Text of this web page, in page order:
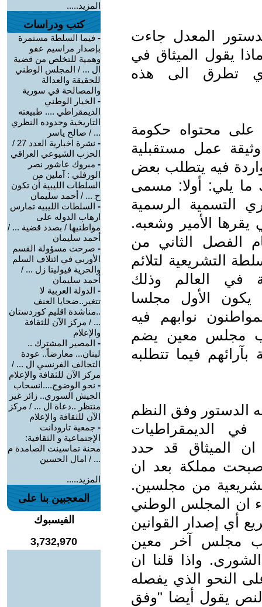
المعدل جاءت
يقول الميثاق في
تطرق الى هذه
على محتواه حكومة
عمل مستقبلية
فيه يتطلب بعض
ما يلي: أولا: مسمى
التسمية الرسمية
يقرها الأمير وشعبه.
الفصل الثاني من
التشريعية لتلائم
في العالم وذلك
الأول مجلسا
نوابهم فيه
مجلس معين يضم
فيما تتطلبه
الدستور وفق النظم
في الديمقراطيات
ان الميثاق قد حدد
مملكة بعد ان
من مجلسين.
ان المجلس الوطني
أي إصدار القوانين
مجلس آخر معين
واذا قلنا ان
النحو الذي يفصله
يقول أيضا "وفق
المزيد.....
كتب ودراسات
- فيما السلطة مستمرة
بإصدار مراسيم عفو
وهمية للتخلص من قضية
ال ... / المجلس الوطني
للحقيقة والعدالة
والمصالحة في سورية
- الخيار الوطني
الديمقراطي .... طبيعته
التاريخية وحدوده النظري
... / صالح ياسر
-
نشرة اخبارية العدد 27 /
الحزب الشيوعي العراقي
- مبروك عاشور نصر
الورفلي : آملين من
السلطات الليبية أن تكون
ح ... / أحمد سليمان
- السلطات الليبيه تمارس
ارهاب الدوله على
مواطنيها / بصدد قضية ... /
أحمد سليمان
- صرحت مسؤولة القسم
الأوربي في ائتلاف السلم
والحرية فيوليتا زل ... /
أحمد سليمان
- الدولة العربية لا
تتغير..ضحايا العنف
..مناشدة اقليم كوردستان
... / مركز الآن للثقافة
والإعلام
- المصير المشترك ..
لبنان... معارضاً.. عودة
التحالف الفرنسي ال ... /
مركز الآن للثقافة والإعلام
- نحو الوضوح....انسحاب
الجيش السوري.. زائر غير
منتظر ..دعاة ال ... / مركز
الآن للثقافة والإعلام
- جمعية تارودانت
الإجتماعية و الثقافية:
محنة تماسينت الصامدة م
... / امال الحسين
المزيد.....
المعجبين بنا على
الفيسبوك
3,732,970